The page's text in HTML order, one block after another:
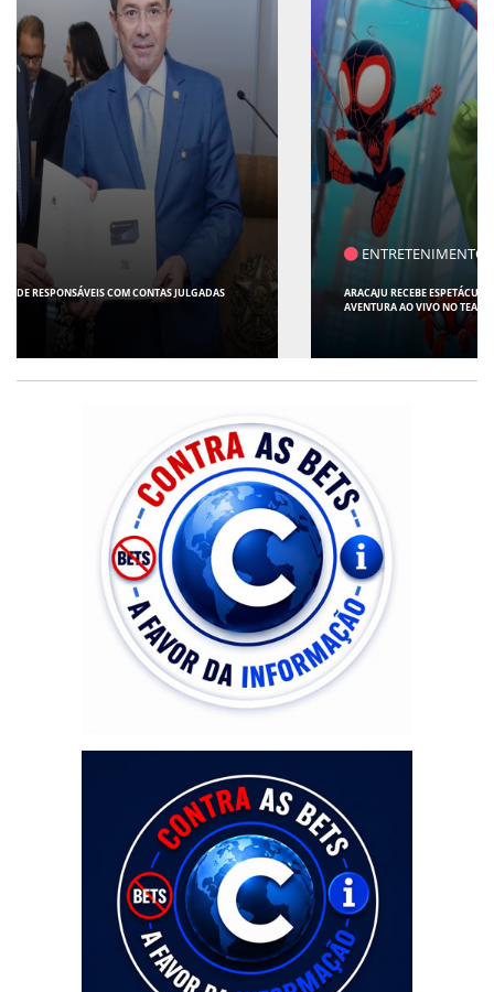
ENTRETENIMENTO
ARACAJU RECEBE ESPETÁCULO INFANTIL "SPIDEY E SEUS AMIGOS" COM
AVENTURA AO VIVO NO TEATRO ATHENEU